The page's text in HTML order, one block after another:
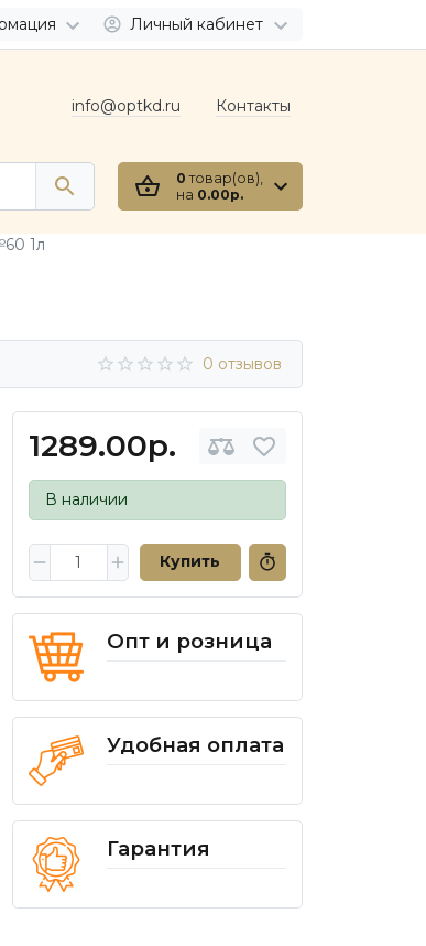
Личный кабинет
info@optkd.ru Контакты
0 товар(ов),
на 0.00р.
1л
0 отзывов
1289.00р.
В наличии
Купить
Опт и розница
Удобная оплата
Гарантия